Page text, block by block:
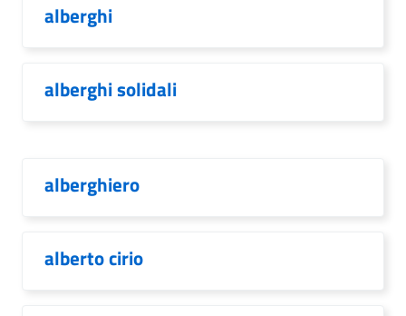
alberghi
alberghi solidali
alberghiero
alberto cirio